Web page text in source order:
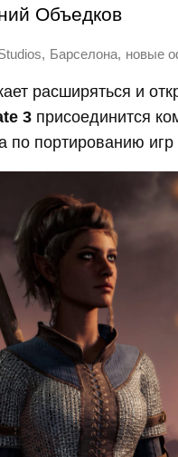
Объедков
, Барселона, новые
расширяться и
3 присоединится
по портированию